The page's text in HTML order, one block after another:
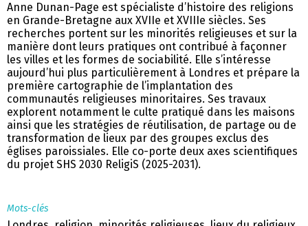
Anne Dunan-Page est spécialiste d’histoire des religions
en Grande-Bretagne aux XVIIe et XVIIIe siècles. Ses
recherches portent sur les minorités religieuses et sur la
manière dont leurs pratiques ont contribué à façonner
les villes et les formes de sociabilité. Elle s’intéresse
aujourd’hui plus particulièrement à Londres et prépare la
première cartographie de l’implantation des
communautés religieuses minoritaires. Ses travaux
explorent notamment le culte pratiqué dans les maisons
ainsi que les stratégies de réutilisation, de partage ou de
transformation de lieux par des groupes exclus des
églises paroissiales. Elle co-porte deux axes scientifiques
du projet SHS 2030 ReligiS (2025-2031).
Mots-clés